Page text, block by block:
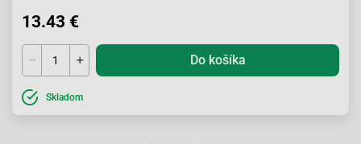
13.43 €
Do košíka
Skladom